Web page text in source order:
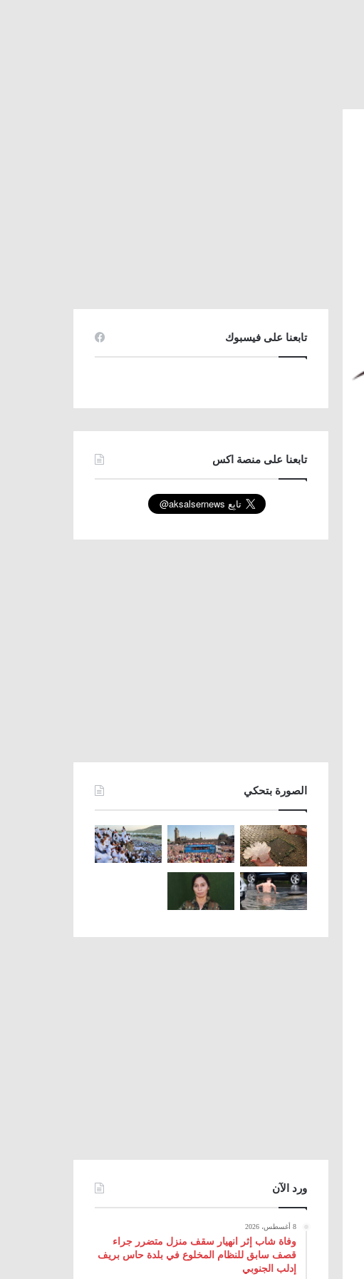
تابعنا على فيسبوك
تابعنا على منصة اكس
الصورة بتحكي
ورد الآن
8 أغسطس، 2026
وفاة شاب إثر انهيار سقف منزل متضرر جراء
قصف سابق للنظام المخلوع في بلدة حاس بريف
إدلب الجنوبي